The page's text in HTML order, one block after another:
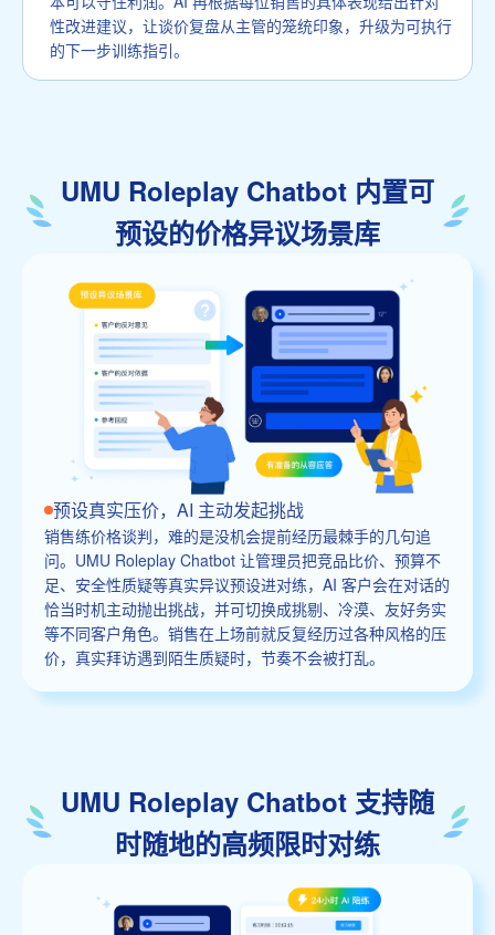
性改进建议，让谈价复盘从主管的笼统印象，升级为可执行
的下一步训练指引。
UMU Roleplay Chatbot 内置可
预设的价格异议场景库
预设真实压价，AI 主动发起挑战
销售练价格谈判，难的是没机会提前经历最棘手的几句追
问。UMU Roleplay Chatbot 让管理员把竞品比价、预算不
足、安全性质疑等真实异议预设进对练，AI 客户会在对话的
恰当时机主动抛出挑战，并可切换成挑剔、冷漠、友好务实
等不同客户角色。销售在上场前就反复经历过各种风格的压
价，真实拜访遇到陌生质疑时，节奏不会被打乱。
UMU Roleplay Chatbot 支持随
时随地的高频限时对练